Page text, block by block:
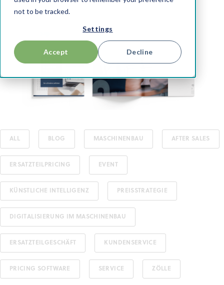
not to be tracked.
Settings
Accept Decline
ALL BLOG MASCHINENBAU AFTER SALES
ERSATZTEILPRICING EVENT
KÜNSTLICHE INTELLIGENZ PREISSTRATEGIE
DIGITALISIERUNG IM MASCHINENBAU
ERSATZTEILGESCHÄFT KUNDENSERVICE
PRICING SOFTWARE SERVICE ZÖLLE